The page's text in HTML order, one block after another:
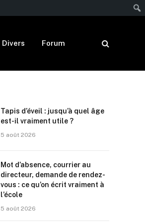
Divers Forum
Tapis d’éveil : jusqu’à quel âge
est-il vraiment utile ?
5 août 2026
Mot d’absence, courrier au
directeur, demande de rendez-
vous : ce qu’on écrit vraiment à
l’école
5 août 2026